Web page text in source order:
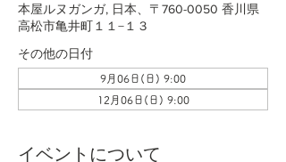
本屋ルヌガンガ, 日本、〒760-0050 香川県
高松市亀井町１１−１３
その他の日付
9月06日(日) 9:00
12月06日(日) 9:00
イベントについて